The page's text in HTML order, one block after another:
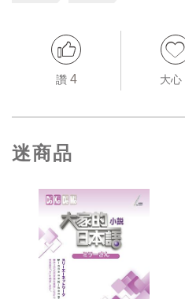
讚 4 大心
迷商品